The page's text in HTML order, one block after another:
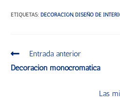
ETIQUETAS:DECORACIÓN, DISEÑO DE
Entrada anterior
Decoración monocromática
Las